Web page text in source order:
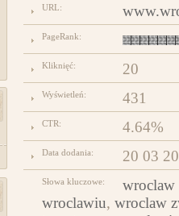
URL:
PageRank:
Kliknięć: 20
Wyświetleń: 431
CTR: 4.64%
Data dodania: 20 03
Słowa kluczowe:
wroclaw
wroclawiu, wroclaw